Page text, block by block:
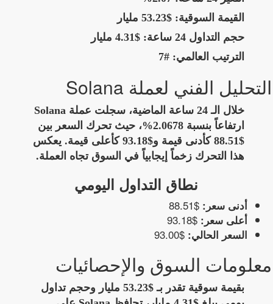
القيمة السوقية: $53.23 مليار
حجم التداول 24 ساعة:
$4.31 مليار
الترتيب العالمي: #7
التحليل الفني لعملة Solana
خلال الـ 24 ساعة الماضية، سجلت عملة Solana
ارتفاعاً بنسبة 2.0678%، حيث تحرك السعر بين
$88.51 كأدنى قيمة و$93.18 كأعلى قيمة. يعكس
هذا التحرك زخماً إيجابياً في السوق تجاه العملة.
نطاق التداول اليومي
أدنى سعر: $88.51
أعلى سعر: $93.18
السعر الحالي: $93.00
معلومات السوق والإحصائيات
بقيمة سوقية تقدر بـ $53.23 مليار وحجم تداول